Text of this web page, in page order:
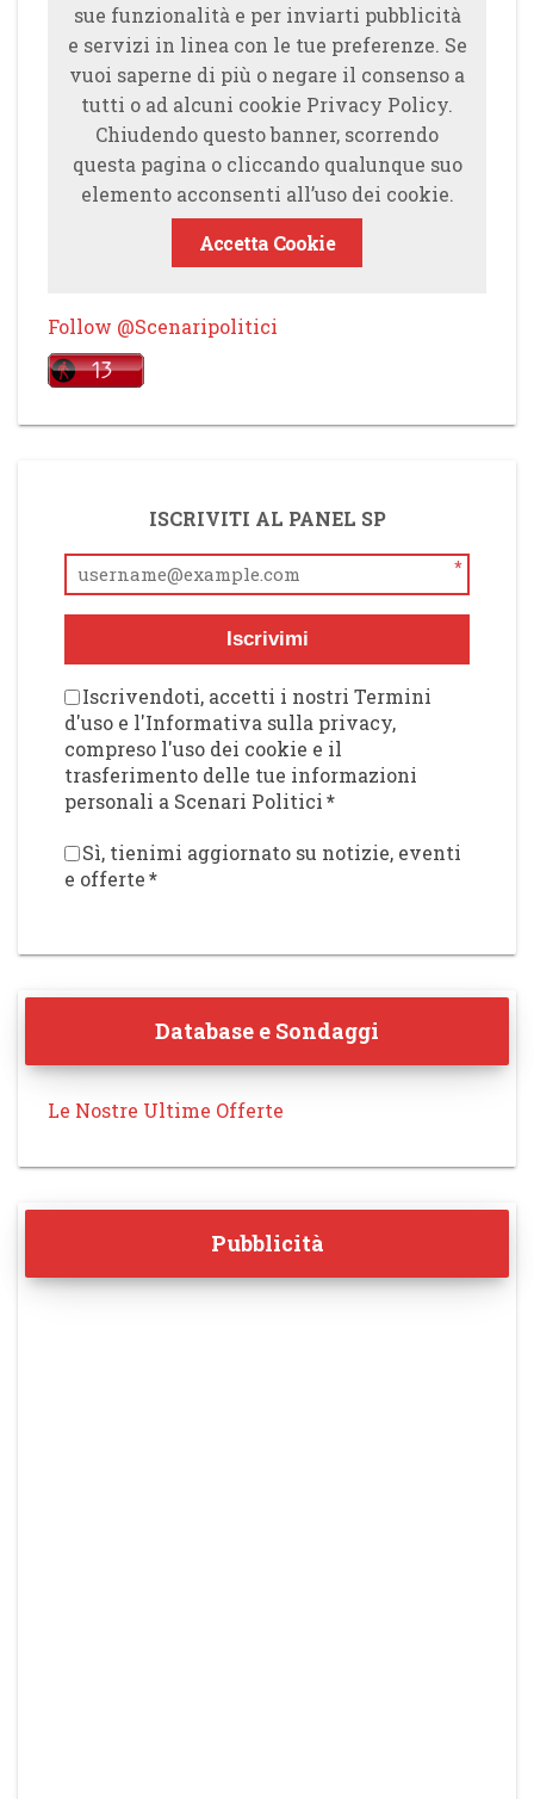
sue funzionalità e per inviarti pubblicità
e servizi in linea con le tue preferenze. Se
vuoi saperne di più o negare il consenso a
tutti o ad alcuni cookie Privacy Policy.
Chiudendo questo banner, scorrendo
questa pagina o cliccando qualunque suo
elemento acconsenti all’uso dei cookie.
Accetta Cookie
Follow @Scenaripolitici
ISCRIVITI AL PANEL SP
*
Iscrivimi
Iscrivendoti, accetti i nostri Termini
d'uso e l'Informativa sulla privacy,
compreso l'uso dei cookie e il
trasferimento delle tue informazioni
personali a Scenari Politici*
Sì, tienimi aggiornato su notizie, eventi
e offerte*
Database e Sondaggi
Le Nostre Ultime Offerte
Pubblicità